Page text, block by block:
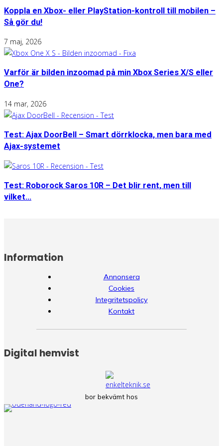
Koppla en Xbox- eller PlayStation-kontroll till mobilen –
Så gör du!
7 maj, 2026
Varför är bilden inzoomad på min Xbox Series X/S eller
One?
14 mar, 2026
Test: Ajax DoorBell – Smart dörrklocka, men bara med
Ajax-systemet
Test: Roborock Saros 10R – Det blir rent, men till
vilket...
Information
Annonsera
Cookies
Integritetspolicy
Kontakt
Digital hemvist
bor bekvämt hos